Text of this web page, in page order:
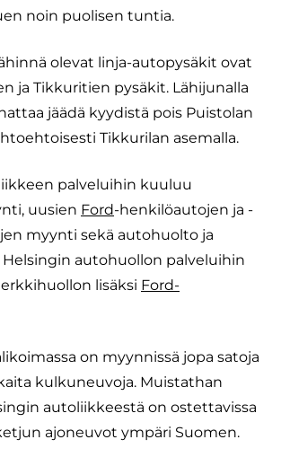
noin puolisen tuntia.
olevat linja-autopysäkit ovat
ja Tikkuritien pysäkit. Lähijunalla
jäädä kyydistä pois Puistolan
Tikkurilan asemalla.
palveluihin kuuluu
uusien Ford-henkilöautojen ja -
myynti sekä autohuolto ja
Helsingin autohuollon palveluihin
lisäksi Ford-
on myynnissä jopa satoja
kulkuneuvoja. Muistathan
autoliikkeestä on ostettavissa
ajoneuvot ympäri Suomen.